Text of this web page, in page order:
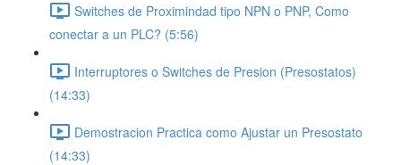
Switches de Proximindad tipo NPN o PNP, Como
conectar a un PLC? (5:56)
Interruptores o Switches de Presion (Presostatos)
(14:33)
Demostracion Practica como Ajustar un Presostato
(14:33)